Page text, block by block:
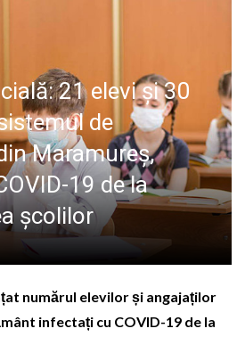
21 elevi și 30
de
Maramureș,
19 de la
școlilor
numărul elevilor și angajaților
infectați cu COVID-19 de la